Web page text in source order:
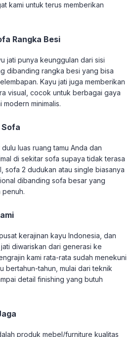
kami untuk terus memberikan
Rangka Besi
jati punya keunggulan dari sisi
dibanding rangka besi yang bisa
Kayu jati juga memberikan
visual, cocok untuk berbagai gaya
minimalis.
luas ruang tamu Anda dan
di sekitar sofa supaya tidak terasa
sofa 2 dudukan atau single biasanya
dibanding sofa besar yang
penuh.
kerajinan kayu Indonesia, dan
diwariskan dari generasi ke
kami rata-rata sudah menekuni
bertahun-tahun, mulai dari teknik
detail finishing yang butuh
produk mebel/furniture kualitas